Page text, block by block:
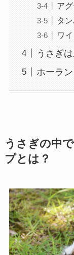
ア
タ
ワ
うさぎ
ホーラ
うさぎの中
プとは？